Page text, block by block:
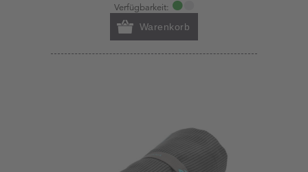
Verfügbarkeit:
Warenkorb